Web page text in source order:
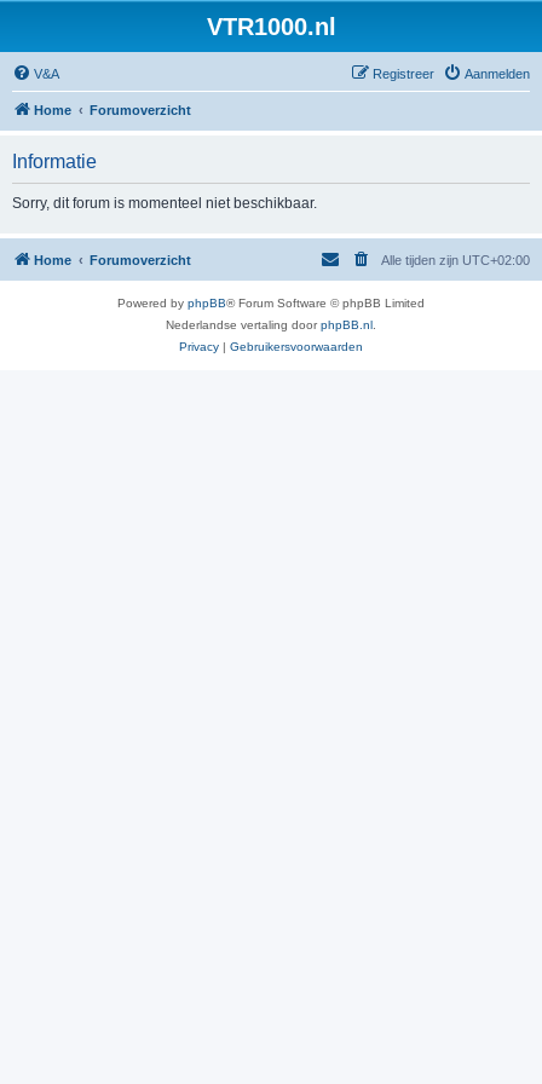
VTR1000.nl
V&A Aanmelden
Registreer
Home Forumoverzicht
Informatie
Sorry, dit forum is momenteel niet beschikbaar.
Home Forumoverzicht Alle tijden zijn UTC+02:00
Powered by phpBB® Forum Software © phpBB Limited
Nederlandse vertaling doorphpBB.nl
Privacy | Gebruikersvoorwaarden